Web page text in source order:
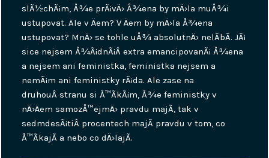
slÃ½chÃ¡m, Å¾e prÃ¡vÄ› Å¾ena by mÄ›la muÅ¾i
ustupovat. Ale v Äem? V Äem by mÄ›la Å¾ena
ustupovat? MnÄ› se tohle uÅ¾ absolutnÄ› nelÃ­bÃ­. JÃ¡
sice nejsem Å¾Ã¡dnÃ¡Â extra emancipovanÃ¡ Å¾ena
a nejsem ani feministka, feministka nejsem a
nemÃ¡m ani feministky rÃ¡da. Ale zase na
druhouÂ stranu si Å™Ã­kÃ¡m, Å¾e feministky v
nÄ›Äem samozÅ™ejmÄ› pravdu majÃ­, tak v
sedmdesÃ¡tiÂ procentech majÃ­ pravdu v tom, co
Å™Ã­kajÃ­ a nebo co dÄ›lajÃ­.